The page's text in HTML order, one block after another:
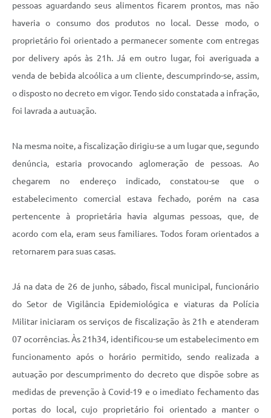
pessoas aguardando seus alimentos ficarem prontos, mas não
haveria o consumo dos produtos no local. Desse modo, o
proprietário foi orientado a permanecer somente com entregas
por delivery após às 21h. Já em outro lugar, foi averiguada a
venda de bebida alcoólica a um cliente, descumprindo-se, assim,
o disposto no decreto em vigor. Tendo sido constatada a infração,
foi lavrada a autuação.
Na mesma noite, a fiscalização dirigiu-se a um lugar que, segundo
denúncia, estaria provocando aglomeração de pessoas. Ao
chegarem no endereço indicado, constatou-se que o
estabelecimento comercial estava fechado, porém na casa
pertencente à proprietária havia algumas pessoas, que, de
acordo com ela, eram seus familiares. Todos foram orientados a
retornarem para suas casas.
Já na data de 26 de junho, sábado, fiscal municipal, funcionário
do Setor de Vigilância Epidemiológica e viaturas da Polícia
Militar iniciaram os serviços de fiscalização às 21h e atenderam
07 ocorrências. Às 21h34, identificou-se um estabelecimento em
funcionamento após o horário permitido, sendo realizada a
autuação por descumprimento do decreto que dispõe sobre as
medidas de prevenção à Covid-19 e o imediato fechamento das
portas do local, cujo proprietário foi orientado a manter o